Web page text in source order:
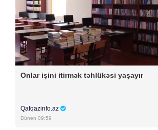
Onlar işini itirmək təhlükəsi yaşayır
Qafqazinfo.az
Dünən 09:59